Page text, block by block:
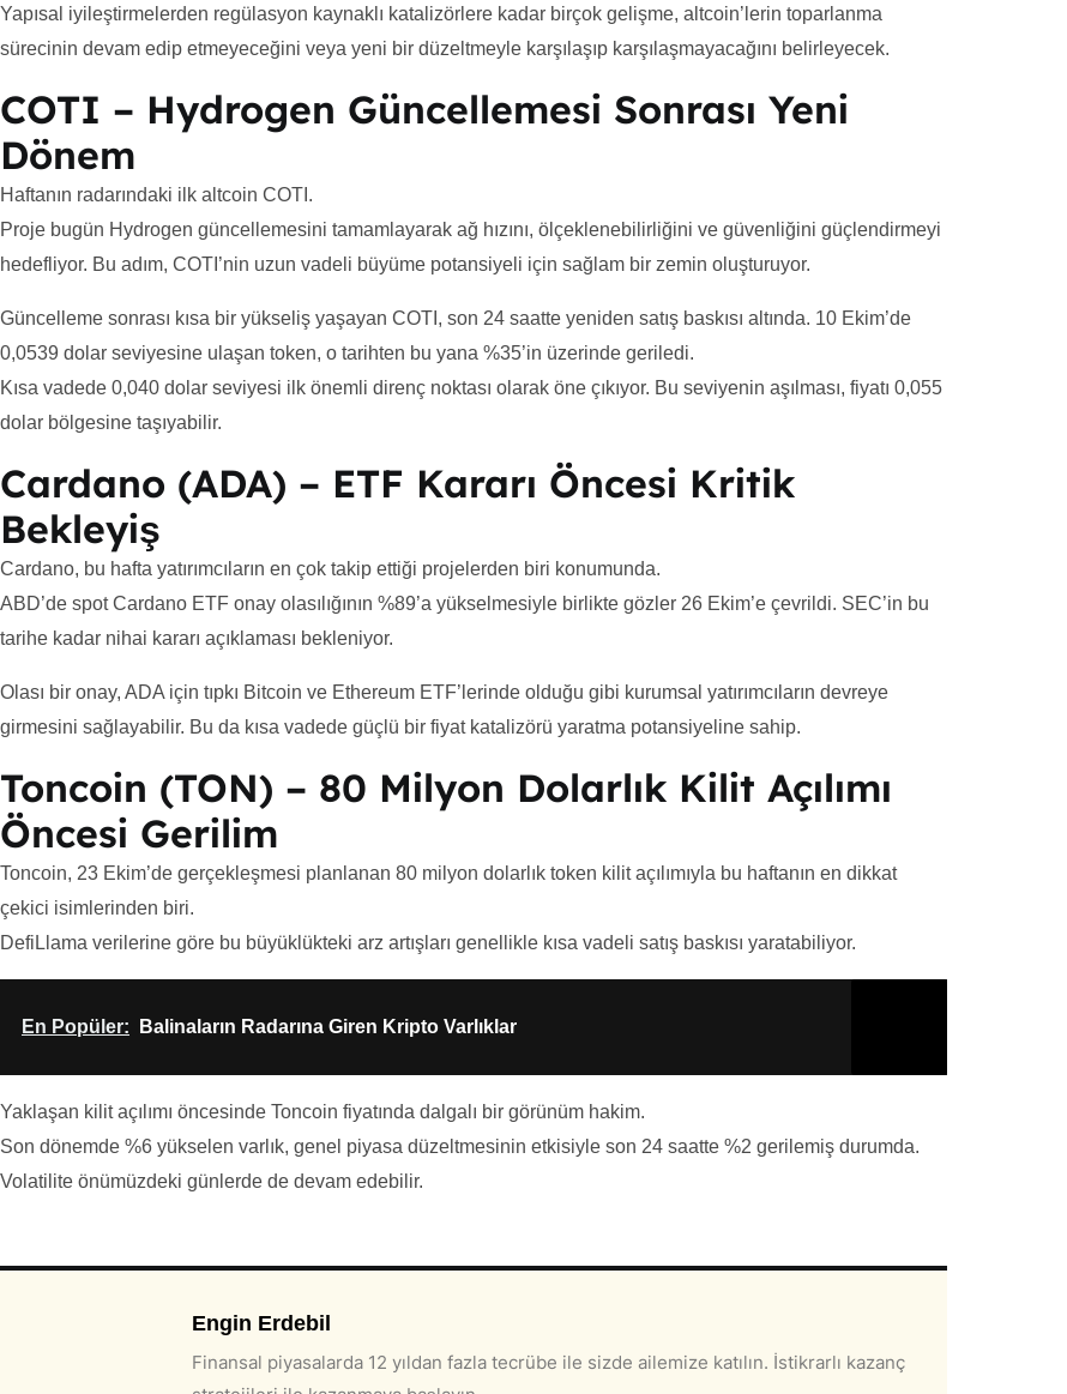
Yapısal iyileştirmelerden regülasyon kaynaklı katalizörlere kadar birçok gelişme, altcoin’lerin toparlanma
sürecinin devam edip etmeyeceğini veya yeni bir düzeltmeyle karşılaşıp karşılaşmayacağını belirleyecek.
COTI – Hydrogen Güncellemesi Sonrası Yeni
Dönem
Haftanın radarındaki ilk altcoin COTI.
Proje bugün Hydrogen güncellemesini tamamlayarak ağ hızını, ölçeklenebilirliğini ve güvenliğini güçlendirmeyi
hedefliyor. Bu adım, COTI’nin uzun vadeli büyüme potansiyeli için sağlam bir zemin oluşturuyor.
Güncelleme sonrası kısa bir yükseliş yaşayan COTI, son 24 saatte yeniden satış baskısı altında. 10 Ekim’de
0,0539 dolar seviyesine ulaşan token, o tarihten bu yana %35’in üzerinde geriledi.
Kısa vadede 0,040 dolar seviyesi ilk önemli direnç noktası olarak öne çıkıyor. Bu seviyenin aşılması, fiyatı 0,055
dolar bölgesine taşıyabilir.
Cardano (ADA) – ETF Kararı Öncesi Kritik
Bekleyiş
Cardano, bu hafta yatırımcıların en çok takip ettiği projelerden biri konumunda.
ABD’de spot Cardano ETF onay olasılığının %89’a yükselmesiyle birlikte gözler 26 Ekim’e çevrildi. SEC’in bu
tarihe kadar nihai kararı açıklaması bekleniyor.
Olası bir onay, ADA için tıpkı Bitcoin ve Ethereum ETF’lerinde olduğu gibi kurumsal yatırımcıların devreye
girmesini sağlayabilir. Bu da kısa vadede güçlü bir fiyat katalizörü yaratma potansiyeline sahip.
Toncoin (TON) – 80 Milyon Dolarlık Kilit Açılımı
Öncesi Gerilim
Toncoin, 23 Ekim’de gerçekleşmesi planlanan 80 milyon dolarlık token kilit açılımıyla bu haftanın en dikkat
çekici isimlerinden biri.
DefiLlama verilerine göre bu büyüklükteki arz artışları genellikle kısa vadeli satış baskısı yaratabiliyor.
En Popüler: Balinaların Radarına Giren Kripto Varlıklar
Yaklaşan kilit açılımı öncesinde Toncoin fiyatında dalgalı bir görünüm hakim.
Son dönemde %6 yükselen varlık, genel piyasa düzeltmesinin etkisiyle son 24 saatte %2 gerilemiş durumda.
Volatilite önümüzdeki günlerde de devam edebilir.
Engin Erdebil
Finansal piyasalarda 12 yıldan fazla tecrübe ile sizde ailemize katılın. İstikrarlı kazanç